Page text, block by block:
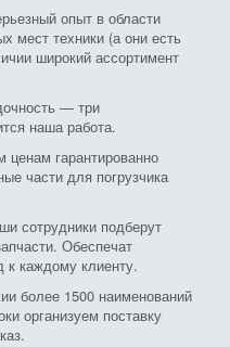
опыт в области
мест техники (а они есть
широкий ассортимент
— три
наша работа.
ценам гарантированно
части для погрузчика
сотрудники подберут
Обеспечат
к каждому клиенту.
более 1500 наименований
организуем поставку